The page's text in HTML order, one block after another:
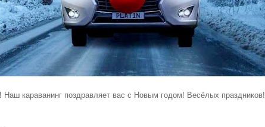
Наш караванинг поздравляет вас с Новым годом! Весёлых праздников!